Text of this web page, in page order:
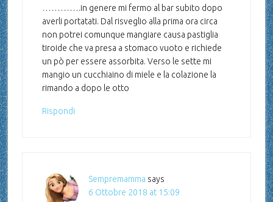
………….in genere mi fermo al bar subito dopo
averli portatati. Dal risveglio alla prima ora circa
non potrei comunque mangiare causa pastiglia
tiroide che va presa a stomaco vuoto e richiede
un pò per essere assorbita. Verso le sette mi
mangio un cucchiaino di miele e la colazione la
rimando a dopo le otto
Rispondi
Sempremamma says
6 Ottobre 2018 at 15:09